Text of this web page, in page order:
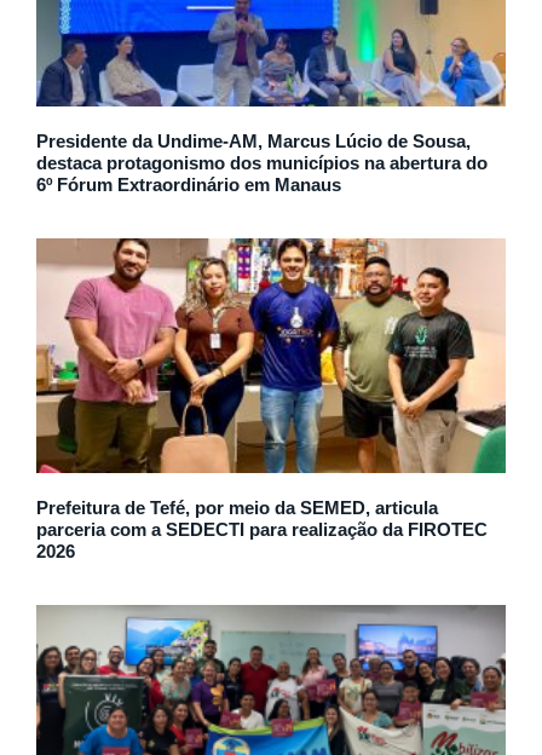
Presidente da Undime-AM, Marcus Lúcio de Sousa,
destaca protagonismo dos municípios na abertura do
6º Fórum Extraordinário em Manaus
Prefeitura de Tefé, por meio da SEMED, articula
parceria com a SEDECTI para realização da FIROTEC
2026